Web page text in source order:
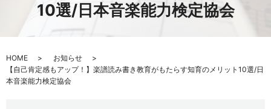
10選/日本音楽能力検定協会
HOME
お知らせ
【自己肯定感もアップ！】楽譜読み書き教育がもたらす知育のメリット10選/日
本音楽能力検定協会